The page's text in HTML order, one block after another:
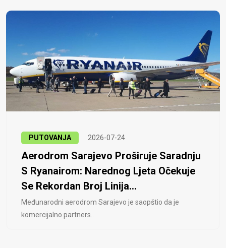
PUTOVANJA 2026-07-24
Aerodrom Sarajevo Proširuje Saradnju
S Ryanairom: Narednog Ljeta Očekuje
Se Rekordan Broj Linija...
Međunarodni aerodrom Sarajevo je saopštio da je
komercijalno partners..